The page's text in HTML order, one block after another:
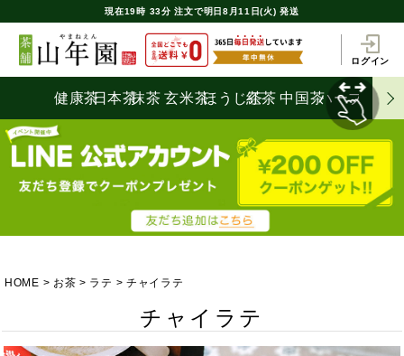
現在19時 33分 注文で明日8月11日(火) 発送
ログイン
健康茶日本茶抹茶 玄米茶ほうじ茶
紅茶 中国茶ハーブティ
HOME お茶 ラテ チャイラテ
チャイラテ